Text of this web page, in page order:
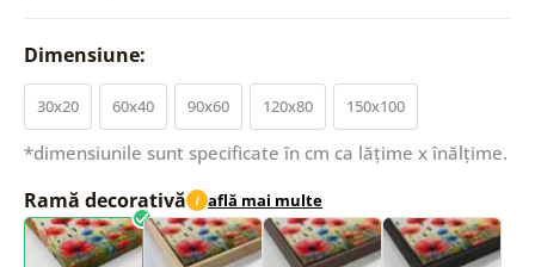
Dimensiune:
30x20 60x40 90x60 120x80 150x100
*dimensiunile sunt specificate în cm ca lățime x înălțime.
Ramă decorativă i află mai multe